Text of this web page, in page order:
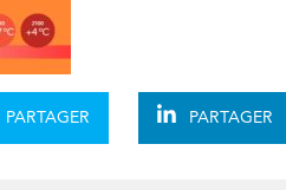
PARTAGER PARTAGER